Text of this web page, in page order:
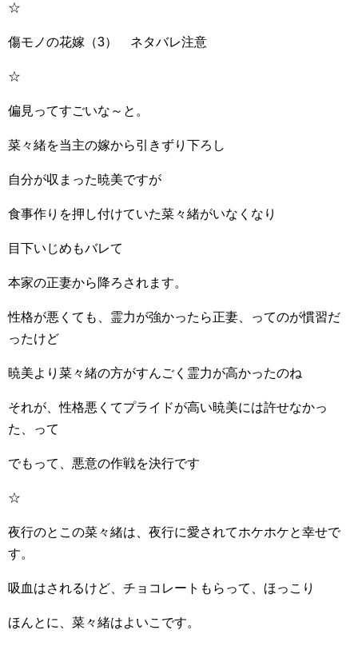
☆
傷モノの花嫁（3） ネタバレ注意
☆
偏見ってすごいな～と。
菜々緒を当主の嫁から引きずり下ろし
自分が収まった暁美ですが
食事作りを押し付けていた菜々緒がいなくなり
目下いじめもバレて
本家の正妻から降ろされます。
性格が悪くても、霊力が強かったら正妻、ってのが慣習だ
ったけど
暁美より菜々緒の方がすんごく霊力が高かったのね
それが、性格悪くてプライドが高い暁美には許せなかっ
た、って
でもって、悪意の作戦を決行です
☆
夜行のとこの菜々緒は、夜行に愛されてホケホケと幸せで
す。
吸血はされるけど、チョコレートもらって、ほっこり
ほんとに、菜々緒はよいこです。